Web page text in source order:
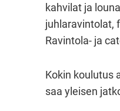
kahvilat ja
juhlaravintolat,
Ravintola- ja
Kokin koulutus
saa yleisen